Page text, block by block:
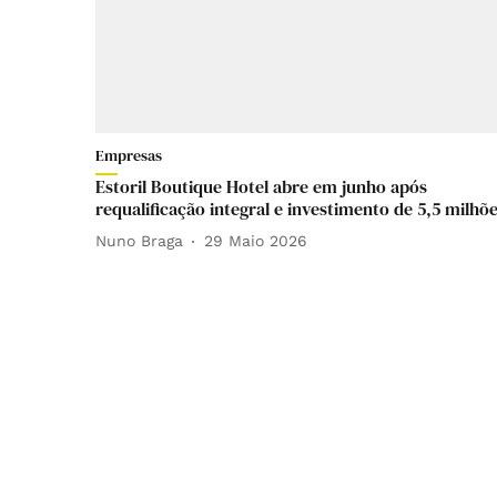
Empresas
Estoril Boutique Hotel abre em junho após
requalificação integral e investimento de 5,5
Nuno Braga 29 Maio 2026